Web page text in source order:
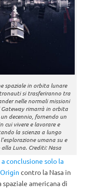
spaziale in orbita lunare
si trasferiranno tra
nelle normali missioni
Gateway rimarrà in orbita
decennio, fornendo un
cui vivere e lavorare e
la scienza a lungo
umana su e
Luna. Crediti: Nasa
conclusione solo la
contro la Nasa in
americana di